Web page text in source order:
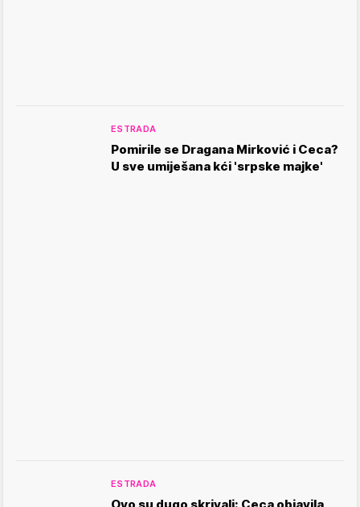
ESTRADA
Pomirile se Dragana Mirković i Ceca?
U sve umiješana kći 'srpske majke'
ESTRADA
Ovo su dugo skrivali: Ceca objavila